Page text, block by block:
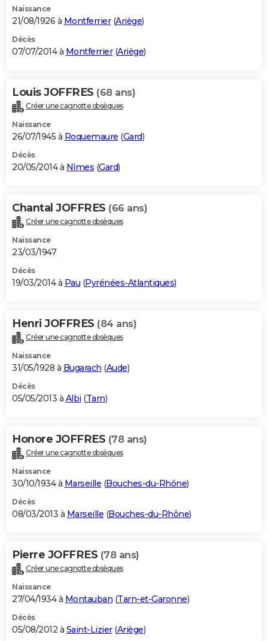
Naissance
21/08/1926 à Montferrier(Ariège)
Décès
07/07/2014 à Montferrier(Ariège)
Louis JOFFRES (68 ans)
Créer une cagnotte obsèques
Naissance
26/07/1945 à Roquemaure (Gard)
Décès
20/05/2014 à Nîmes (Gard)
Chantal JOFFRES (66 ans)
Créer une cagnotte obsèques
Naissance
23/03/1947
Décès
19/03/2014 à Pau (Pyrénées-Atlantiques)
Henri JOFFRES (84 ans)
Créer une cagnotte obsèques
Naissance
31/05/1928 à Bugarach (Aude)
Décès
05/05/2013 à Albi (Tarn)
Honore JOFFRES (78 ans)
Créer une cagnotte obsèques
Naissance
30/10/1934 à Marseille (Bouches-du-Rhône)
Décès
08/03/2013 à Marseille (Bouches-du-Rhône)
Pierre JOFFRES (78 ans)
Créer une cagnotte obsèques
Naissance
27/04/1934 à Montauban (Tarn-et-Garonne)
Décès
05/08/2012 à Saint-Lizier(Ariège)